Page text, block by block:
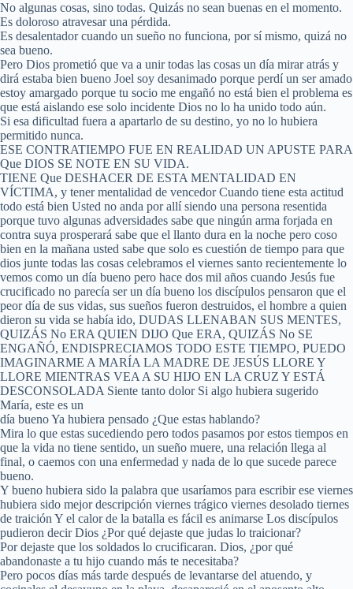
No algunas cosas, sino todas. Quizás no sean buenas en el momento.
Es doloroso atravesar una pérdida.
Es desalentador cuando un sueño no funciona, por sí mismo, quizá no
sea bueno.
Pero Dios prometió que va a unir todas las cosas un día mirar atrás y
dirá estaba bien bueno Joel soy desanimado porque perdí un ser amado
estoy amargado porque tu socio me engañó no está bien el problema es
que está aislando ese solo incidente Dios no lo ha unido todo aún.
Si esa dificultad fuera a apartarlo de su destino, yo no lo hubiera
permitido nunca.
ESE CONTRATIEMPO FUE EN REALIDAD UN APUSTE PARA
Que DIOS SE NOTE EN SU VIDA.
TIENE Que DESHACER DE ESTA MENTALIDAD EN
VÍCTIMA, y tener mentalidad de vencedor Cuando tiene esta actitud
todo está bien Usted no anda por allí siendo una persona resentida
porque tuvo algunas adversidades sabe que ningún arma forjada en
contra suya prosperará sabe que el llanto dura en la noche pero coso
bien en la mañana usted sabe que solo es cuestión de tiempo para que
dios junte todas las cosas celebramos el viernes santo recientemente lo
vemos como un día bueno pero hace dos mil años cuando Jesús fue
crucificado no parecía ser un día bueno los discípulos pensaron que el
peor día de sus vidas, sus sueños fueron destruidos, el hombre a quien
dieron su vida se había ido, DUDAS LLENABAN SUS MENTES,
QUIZÁS No ERA QUIEN DIJO Que ERA, QUIZÁS No SE
ENGAÑÓ, ENDISPRECIAMOS TODO ESTE TIEMPO, PUEDO
IMAGINARME A MARÍA LA MADRE DE JESÚS LLORE Y
LLORE MIENTRAS VEA A SU HIJO EN LA CRUZ Y ESTÁ
DESCONSOLADA Siente tanto dolor Si algo hubiera sugerido
María, este es un
día bueno Ya hubiera pensado ¿Que estas hablando?
Mira lo que estas sucediendo pero todos pasamos por estos tiempos en
que la vida no tiene sentido, un sueño muere, una relación llega al
final, o caemos con una enfermedad y nada de lo que sucede parece
bueno.
Y bueno hubiera sido la palabra que usaríamos para escribir ese viernes
hubiera sido mejor descripción viernes trágico viernes desolado tiernes
de traición Y el calor de la batalla es fácil es animarse Los discípulos
pudieron decir Dios ¿Por qué dejaste que judas lo traicionar?
Por dejaste que los soldados lo crucificaran. Dios, ¿por qué
abandonaste a tu hijo cuando más te necesitaba?
Pero pocos días más tarde después de levantarse del atuendo, y